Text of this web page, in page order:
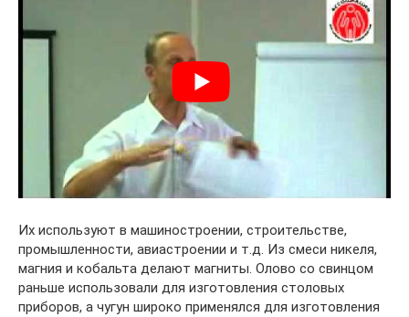
Их используют в машиностроении, строительстве,
промышленности, авиастроении и т.д. Из смеси никеля,
магния и кобальта делают магниты. Олово со свинцом
раньше использовали для изготовления столовых
приборов, а чугун широко применялся для изготовления